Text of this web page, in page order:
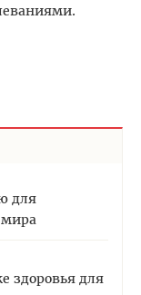
для
мира
здоровья для